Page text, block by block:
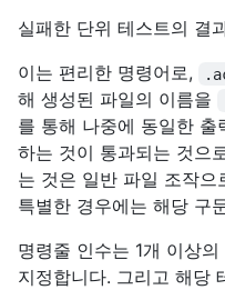
실패한 단위 테스트의 결
이는 편리한 명령어로,
해 생성된 파일의 이름을
를 통해 나중에 동일한 출
하는 것이 통과되는 것으
는 것은 일반 파일 조작으
특별한 경우에는 해당 구
명령줄 인수는 1개 이상의
지정합니다. 그리고 해당